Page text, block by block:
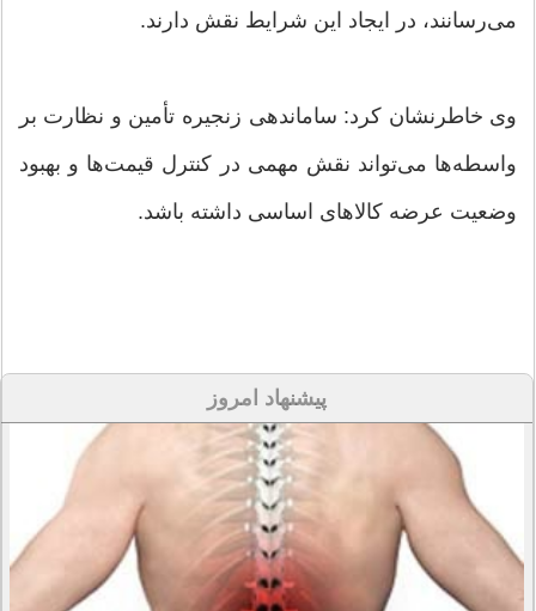
می‌رسانند، در ایجاد این شرایط نقش دارند.
وی خاطرنشان کرد: ساماندهی زنجیره تأمین و نظارت بر
واسطه‌ها می‌تواند نقش مهمی در کنترل قیمت‌ها و بهبود
وضعیت عرضه کالاهای اساسی داشته باشد.
پیشنهاد امروز